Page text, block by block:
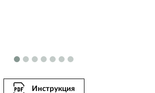
Инструкция